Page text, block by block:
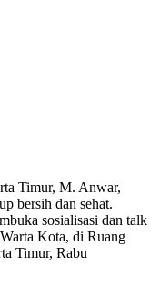
Timur, M. Anwar,
bersih dan sehat.
sosialisasi dan talk
Kota, di Ruang
Timur, Rabu